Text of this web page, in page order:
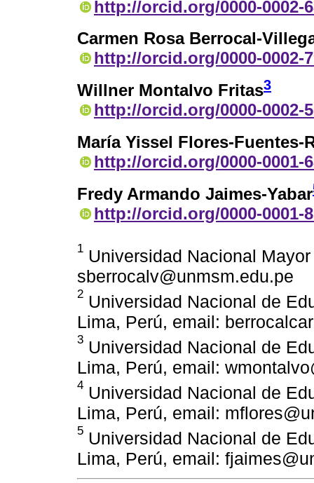
http://orcid.org/0000-0002-
Carmen Rosa Berrocal-
http://orcid.org/0000-0002-
Willner Montalvo Fritas3
http://orcid.org/0000-0002-
María Yissel Flores-Fuentes-
http://orcid.org/0000-0001-
Fredy Armando Jaimes-Yabar
http://orcid.org/0000-0001-
1 Universidad Nacional
sberrocalv@unmsm.edu.pe
2 Universidad Nacional de
Lima, Perú, email:
3 Universidad Nacional de
Lima, Perú, email:
4 Universidad Nacional de
Lima, Perú, email:
5 Universidad Nacional de
Lima, Perú, email: